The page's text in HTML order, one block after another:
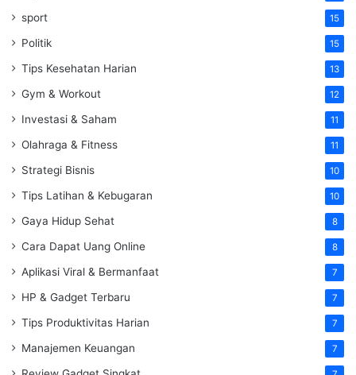
sport 15
Politik 15
Tips Kesehatan Harian 13
Gym & Workout 12
Investasi & Saham 11
Olahraga & Fitness 11
Strategi Bisnis 10
Tips Latihan & Kebugaran 10
Gaya Hidup Sehat 8
Cara Dapat Uang Online 8
Aplikasi Viral & Bermanfaat 7
HP & Gadget Terbaru 7
Tips Produktivitas Harian 7
Manajemen Keuangan 7